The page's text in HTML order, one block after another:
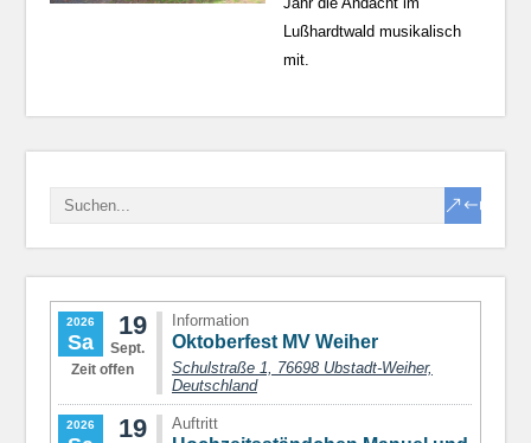
Lußhardtwald musikalisch
mit.